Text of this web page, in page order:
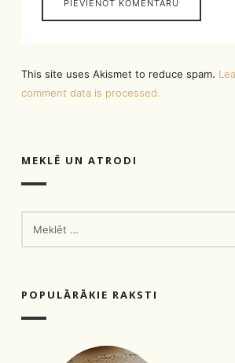
This site uses Akismet to reduce spam.
comment data is processed.
MEKLĒ UN ATRODI
POPULĀRĀKIE RAKSTI